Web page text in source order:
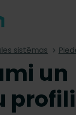
sistēmas
un
profili